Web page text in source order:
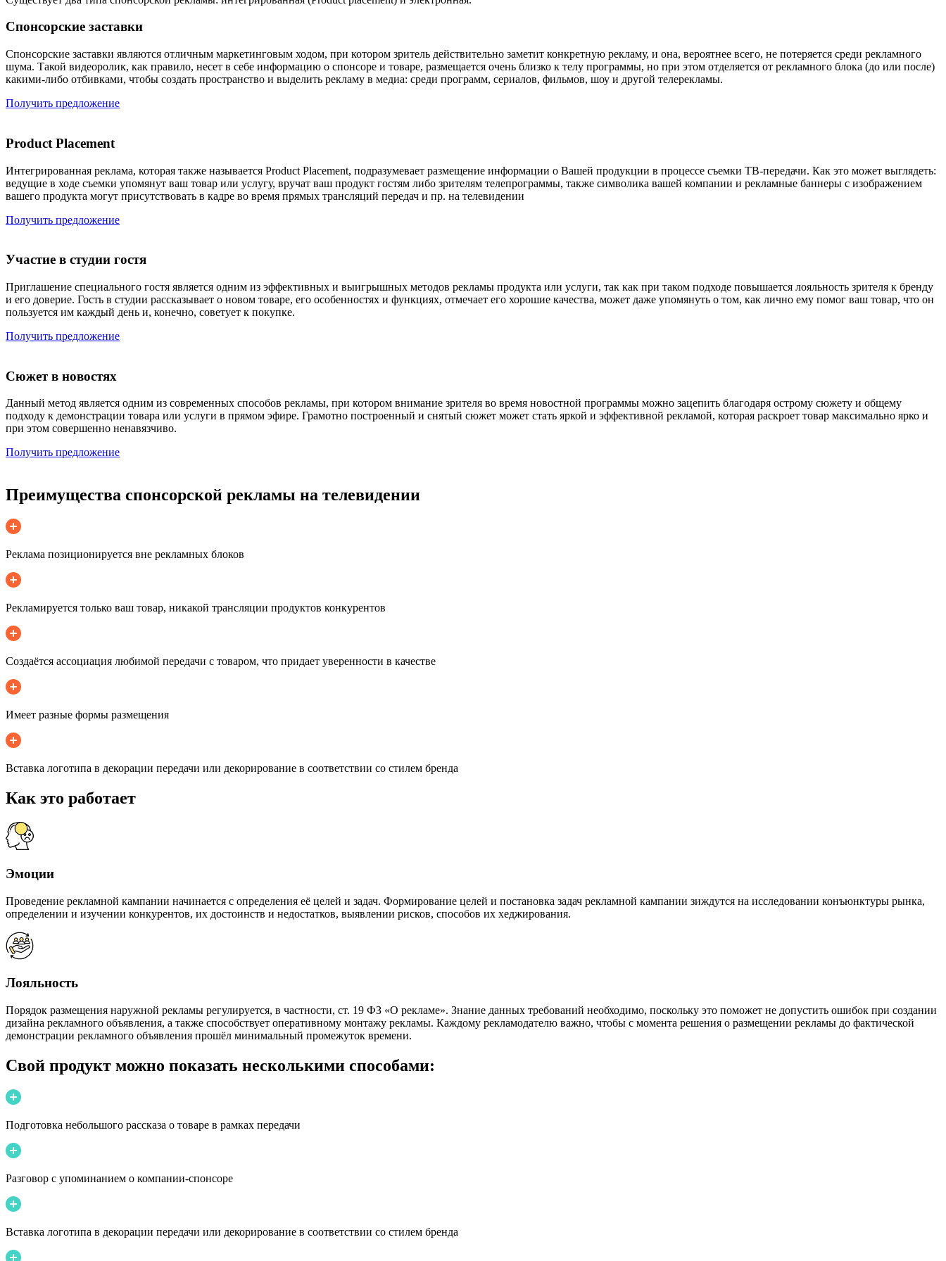
Спонсорские заставки
Спонсорские заставки являются отличным маркетинговым ходом, при котором зритель действительно заметит конкретную рекламу, и она, вероятнее всего, не потеряется среди рекламного
шума. Такой видеоролик, как правило, несет в себе информацию о спонсоре и товаре, размещается очень близко к телу программы, но при этом отделяется от рекламного блока (до или после)
какими-либо отбивками, чтобы создать пространство и выделить рекламу в медиа: среди программ, сериалов, фильмов, шоу и другой телерекламы.
Получить предложение
Product Placement
Интегрированная реклама, которая также называется Product Placement, подразумевает размещение информации о Вашей продукции в процессе съемки ТВ-передачи. Как это может выглядеть:
ведущие в ходе съемки упомянут ваш товар или услугу, вручат ваш продукт гостям либо зрителям телепрограммы, также символика вашей компании и рекламные баннеры с изображением
вашего продукта могут присутствовать в кадре во время прямых трансляций передач и пр. на телевидении
Получить предложение
Участие в студии гостя
Приглашение специального гостя является одним из эффективных и выигрышных методов рекламы продукта или услуги, так как при таком подходе повышается лояльность зрителя к бренду
и его доверие. Гость в студии рассказывает о новом товаре, его особенностях и функциях, отмечает его хорошие качества, может даже упомянуть о том, как лично ему помог ваш товар, что он
пользуется им каждый день и, конечно, советует к покупке.
Получить предложение
Сюжет в новостях
Данный метод является одним из современных способов рекламы, при котором внимание зрителя во время новостной программы можно зацепить благодаря острому сюжету и общему
подходу к демонстрации товара или услуги в прямом эфире. Грамотно построенный и снятый сюжет может стать яркой и эффективной рекламой, которая раскроет товар максимально ярко и
при этом совершенно ненавязчиво.
Получить предложение
Преимущества спонсорской рекламы на телевидении
Реклама позиционируется вне рекламных блоков
Рекламируется только ваш товар, никакой трансляции продуктов конкурентов
Создаётся ассоциация любимой передачи с товаром, что придает уверенности в качестве
Имеет разные формы размещения
Вставка логотипа в декорации передачи или декорирование в соответствии со стилем бренда
Как это работает
Эмоции
Проведение рекламной кампании начинается с определения её целей и задач. Формирование целей и постановка задач рекламной кампании зиждутся на исследовании конъюнктуры рынка,
определении и изучении конкурентов, их достоинств и недостатков, выявлении рисков, способов их хеджирования.
Лояльность
Порядок размещения наружной рекламы регулируется, в частности, ст. 19 ФЗ «О рекламе». Знание данных требований необходимо, поскольку это поможет не допустить ошибок при создании
дизайна рекламного объявления, а также способствует оперативному монтажу рекламы. Каждому рекламодателю важно, чтобы с момента решения о размещении рекламы до фактической
демонстрации рекламного объявления прошёл минимальный промежуток времени.
Свой продукт можно показать несколькими способами:
Подготовка небольшого рассказа о товаре в рамках передачи
Разговор с упоминанием о компании-спонсоре
Вставка логотипа в декорации передачи или декорирование в соответствии со стилем бренда